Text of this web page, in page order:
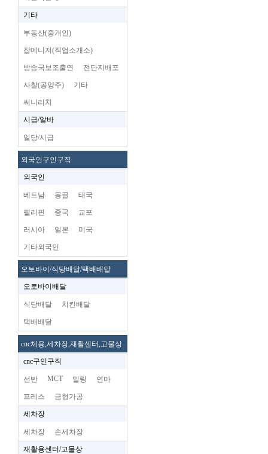
기타
부동산(중개인)
잡메니저(직업소개소)
방송국보조출연 전단지배포
사찰(공양주) 기타
써니리치
시급/알바
일당/시급
외국인구인구직
외국인
베트남 몽골 태국
필리핀 중국 교포
러시아 일본 미국
기타외국인
오토바이/식당배달/택배배달
오토바이배달
식당배달 치킨배달
택배배달
cnc체용,세차장,재활센터,고물상
cnc구인구직
선반 MCT 밀링 연마
프레스 금형가공
세차장
세차장 손세차장
재활용센터/고물상